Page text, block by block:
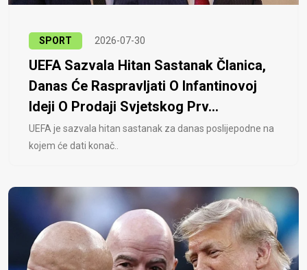
SPORT 2026-07-30
UEFA Sazvala Hitan Sastanak Članica,
Danas Će Raspravljati O Infantinovoj
Ideji O Prodaji Svjetskog Prv...
UEFA je sazvala hitan sastanak za danas poslijepodne na
kojem će dati konač..